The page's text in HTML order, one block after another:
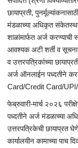
छायाप्रती,
मंडळाच्या अधिकृत
शाळांमार्फत अर्ज
आवश्यक अटी शर्ती व
व उत्तरपत्रिकांच्या
अर्ज ऑनलाईन पध्दतीने
Card/Credit Card/UPI/
फेब्रुवारी-मार्च २०२६
पध्दतीने अर्ज मंडळाच्या
उत्तरपत्रिकेची छायाप्रत
कार्यालयीन कामाच्या पाच